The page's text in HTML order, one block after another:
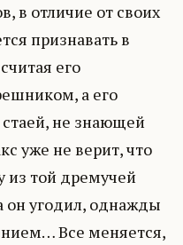
в отличие от своих
признавать в
его
а его
не знающей
уже не верит, что
из той дремучей
он угодил, однажды
Все меняется,